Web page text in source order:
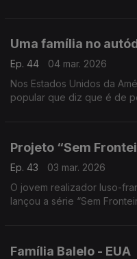
Uma família no
Ep. 44
04 mar. 2026
Nos Estados Unidos da
popular que diz que é de
campeonato local.
Projeto “Sem
Ep. 43
03 mar. 2026
O jovem realizador luso-
lançou a série “Sem
Família Balelo - EUA